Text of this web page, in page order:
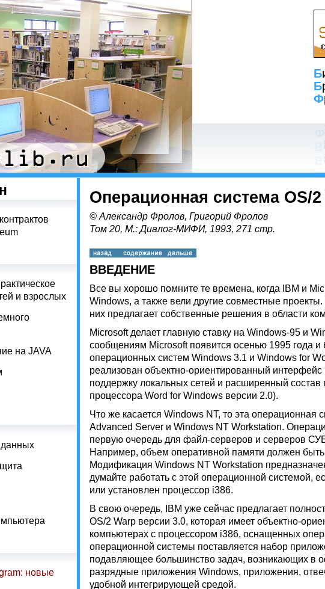
Б
Б
Ф
и взрослых
на JAVA
данных
новые
Операционная система OS/2
© Александр Фролов, Григорий Фролов
Том 20, М.: Диалог-МИФИ, 1993, 271 стр.
ВВЕДЕНИЕ
Все вы хорошо помните те времена, когда IBM и
Windows, а также вели другие совместные
них предлагает собственные решения в области
Microsoft делает главную ставку на Windows-95 и
сообщениям Microsoft появится осенью 1995 года
операционных систем Windows 3.1 и Windows for
реализован объектно-ориентированный
поддержку локальных сетей и расширенный
процессора Word for Windows версии 2.0).
Что же касается Windows NT, то эта
Advanced Server и Windows NT Workstation.
первую очередь для файл-серверов и серверов
Например, объем оперативной памяти должен
Модификация Windows NT Workstation
думайте работать с этой операционной
или установлен процессор i386.
В свою очередь, IBM уже сейчас предлагает
OS/2 Warp версии 3.0, которая имеет объектно-
компьютерах с процессором i386, оснащенных
операционной системы поставляется набор
подавляющее большинство задач, возникающих в
разрядные приложения Windows, приложения,
удобной интегрирующей средой.